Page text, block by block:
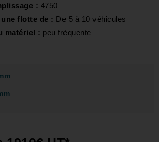
: 4750
flotte de : De 5 à 10 véhicules
matériel : peu fréquente